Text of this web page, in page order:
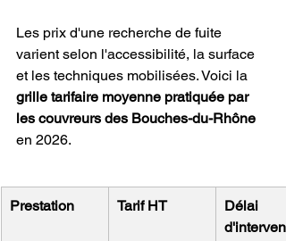
Les prix d'une recherche de fuite
varient selon l'accessibilité, la surface
et les techniques mobilisées. Voici la
grille tarifaire moyenne pratiquée par
les couvreurs des Bouches-du-Rhône
en 2026.
Prestation Tarif HT
Délai